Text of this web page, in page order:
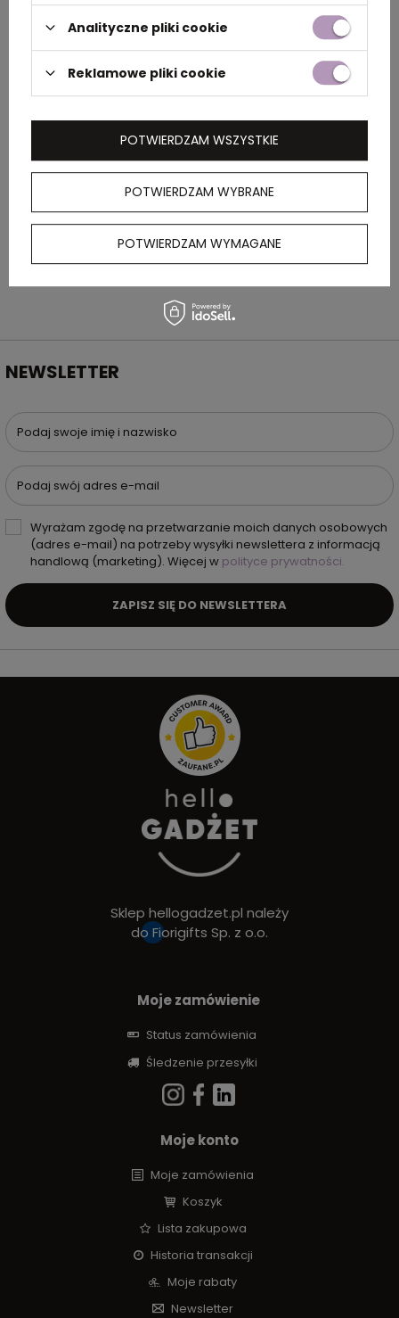
OPIS
płomienia. Możliwość wielokrotnego
NEWSLETTER
Podaj swoje imię i nazwisko
Podaj swój adres e-mail
Wyrażam zgodę na przetwarzanie moich danych osobowych
(adres e-mail) na potrzeby wysyłki newslettera z informacją
handlową (marketing). Więcej w polityce prywatności.
ZAPISZ SIĘ DO NEWSLETTERA
Sklep hellogadzet.pl należy
do Fiorigifts Sp. z o.o.
Moje zamówienie
Status zamówienia
Śledzenie przesyłki
Moje konto
Moje zamówienia
Koszyk
Lista zakupowa
Historia transakcji
Moje rabaty
Newsletter
Analityczne pliki cookie
Reklamowe pliki cookie
POTWIERDZAM WYBRANE
POTWIERDZAM WYMAGANE
POTWIERDZAM WSZYSTKIE